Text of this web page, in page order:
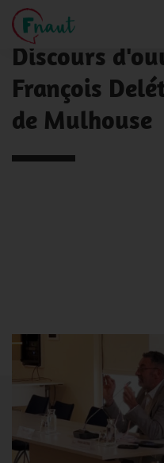
Panneau de gestion des cookies
NOS ACTUALITÉS
Discours
François
de Mulhouse